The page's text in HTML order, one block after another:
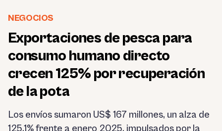
NEGOCIOS
Exportaciones de pesca para
consumo humano directo
crecen 125% por recuperación
de la pota
Los envíos sumaron US$ 167 millones, un alza de